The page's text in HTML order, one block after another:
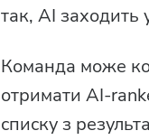
так, AI заходить
Команда може
отримати AI-
списку з